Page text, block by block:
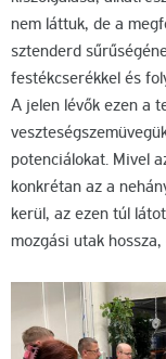
nem láttuk, de a
sztenderd
festékcserékkel és
A jelen lévők ezen a
potenciálokat. Mivel
konkrétan az a
kerül, az ezen túl
mozgási utak